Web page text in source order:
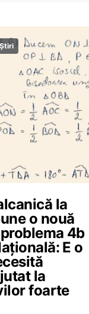
Știri
la
o nouă
4b
E o
la
foarte